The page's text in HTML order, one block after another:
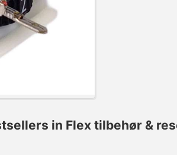
in Flex tilbehør &